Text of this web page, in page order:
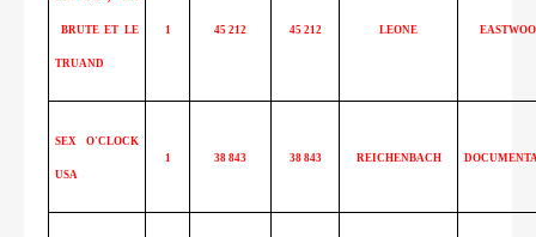
BRUTE ET LE
TRUAND
1 45 212 45 212 LEONE
SEX O'CLOCK
USA
1 38 843 38 843 REICHENBACH